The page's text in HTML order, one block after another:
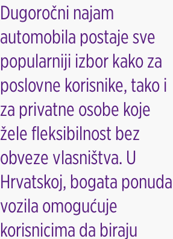
Dugoročni najam
automobila postaje sve
popularniji izbor kako za
poslovne korisnike, tako i
za privatne osobe koje
žele fleksibilnost bez
obveze vlasništva. U
Hrvatskoj, bogata ponuda
vozila omogućuje
korisnicima da biraju